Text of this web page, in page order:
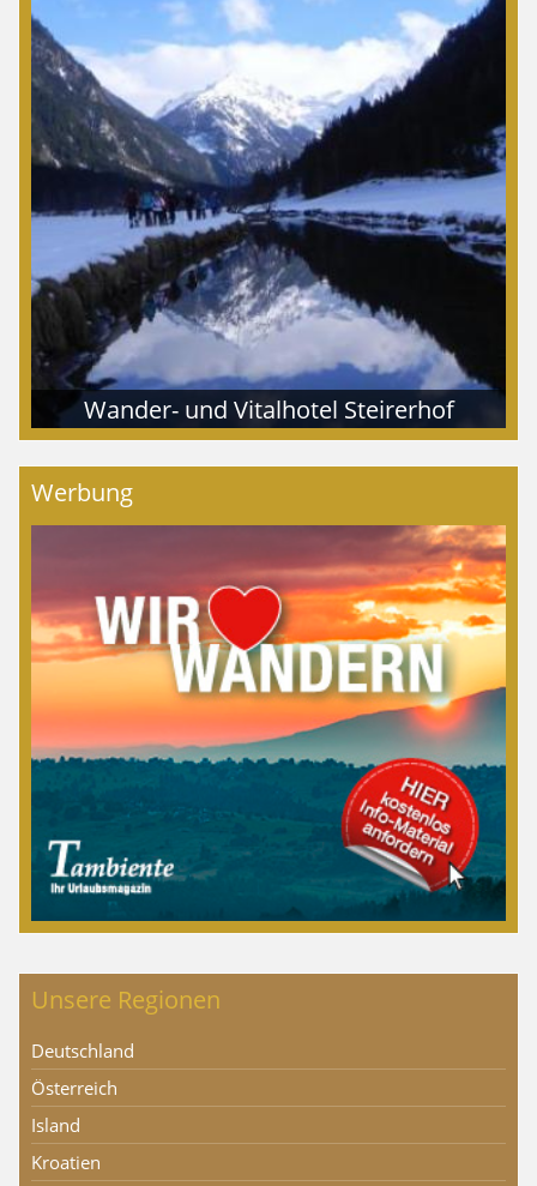
Wander- und Vitalhotel Steirerhof
Werbung
Unsere Regionen
Deutschland
Österreich
Island
Kroatien